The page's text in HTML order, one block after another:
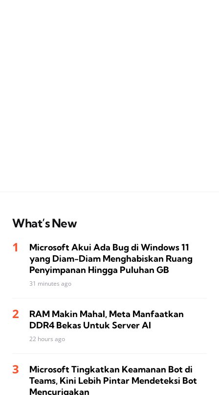
What’s New
Microsoft Akui Ada Bug di Windows 11
yang Diam-Diam Menghabiskan Ruang
Penyimpanan Hingga Puluhan GB
31 minutes ago
RAM Makin Mahal, Meta Manfaatkan
DDR4 Bekas Untuk Server AI
22 hours ago
Microsoft Tingkatkan Keamanan Bot di
Teams, Kini Lebih Pintar Mendeteksi Bot
Mencurigakan